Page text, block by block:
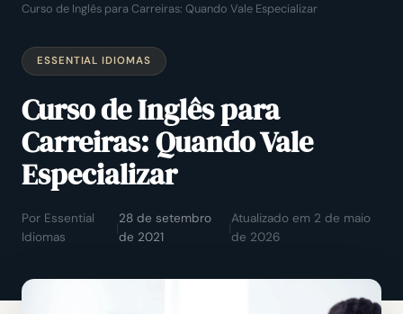
Curso de Inglês para Carreiras: Quando Vale Especializar
ESSENTIAL IDIOMAS
Curso de Inglês para
Carreiras: Quando Vale
Especializar
Por Essential
Idiomas
|
28 de setembro
de 2021
|
Atualizado em 2 de maio
de 2026